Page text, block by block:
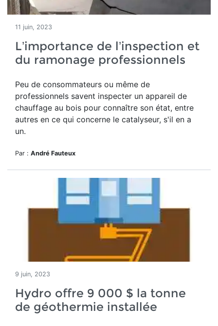
11 juin, 2023
L’importance de l’inspection et
du ramonage professionnels
Peu de consommateurs ou même de
professionnels savent inspecter un appareil de
chauffage au bois pour connaître son état, entre
autres en ce qui concerne le catalyseur, s'il en a
un.
Par : André Fauteux
9 juin, 2023
Hydro offre 9 000 $ la tonne
de géothermie installée